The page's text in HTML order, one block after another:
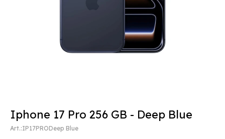
Iphone 17 Pro 256 GB - Deep Blue
IP17PRODeep Blue